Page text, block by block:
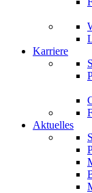
Karriere
Aktuelles